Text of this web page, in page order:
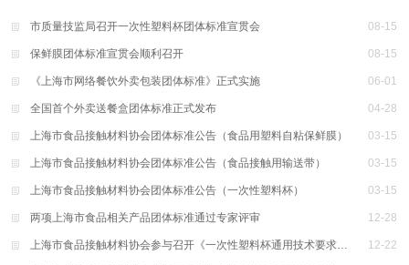
08-15
市质量技监局召开一次性塑料杯团体标准宣贯会
08-15
保鲜膜团体标准宣贯会顺利召开
06-01
《上海市网络餐饮外卖包装团体标准》正式实施
04-28
全国首个外卖送餐盒团体标准正式发布
03-15
上海市食品接触材料协会团体标准公告（食品用塑料自粘保鲜膜）
03-15
上海市食品接触材料协会团体标准公告（食品接触用输送带）
03-15
上海市食品接触材料协会团体标准公告（一次性塑料杯）
12-28
两项上海市食品相关产品团体标准通过专家评审
12-22
上海市食品接触材料协会参与召开《一次性塑料杯通用技术要求》专家评审会